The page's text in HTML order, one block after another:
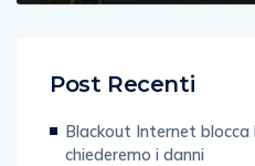
Post Recenti
Blackout Internet blocca
chiederemo i danni